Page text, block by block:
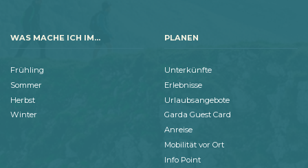
WAS MACHE ICH IM...
Frühling
Sommer
Herbst
Winter
PLANEN
Unterkünfte
Erlebnisse
Urlaubsangebote
Garda Guest Card
Anreise
Mobilität vor Ort
Info Point